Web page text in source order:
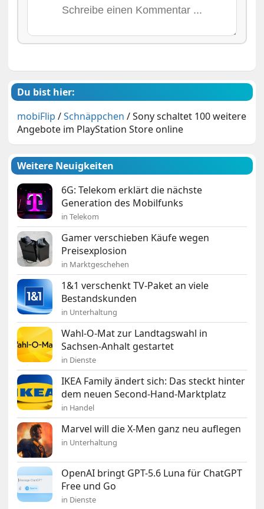
Du bist hier:
mobiFlip /Schnäppchen /Sony schaltet 100 weitere
Angebote im PlayStation Store online
Weitere Neuigkeiten
6G: Telekom erklärt die nächste
Generation des Mobilfunks
in Telekom
Gamer verschieben Käufe wegen
Preisexplosion
in Marktgeschehen
1&1 verschenkt TV-Paket an viele
Bestandskunden
in Unterhaltung
Wahl-O-Mat zur Landtagswahl in
Sachsen-Anhalt gestartet
in Dienste
IKEA Family ändert sich: Das steckt hinter
dem neuen Second-Hand-Marktplatz
in Handel
Marvel will die X-Men ganz neu auflegen
in Unterhaltung
OpenAI bringt GPT-5.6 Luna für ChatGPT
Free und Go
in Dienste